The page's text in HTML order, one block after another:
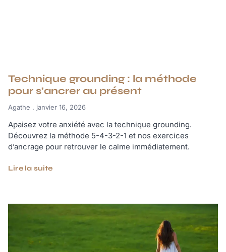
Technique grounding : la méthode
pour s’ancrer au présent
Agathe janvier 16, 2026
Apaisez votre anxiété avec la technique grounding.
Découvrez la méthode 5-4-3-2-1 et nos exercices
d’ancrage pour retrouver le calme immédiatement.
Lire la suite